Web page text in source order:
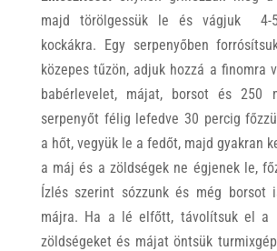
majd törölgessük le és vágjuk 4-
kockákra. Egy serpenyőben
közepes tűzön, adjuk hozzá a finomra
babérlevelet, májat, borsot és 250
serpenyőt félig lefedve 30 percig
a hőt, vegyük le a fedőt, majd gyakran
a máj és a zöldségek ne égjenek le,
Ízlés szerint sózzunk és még borsot
májra. Ha a lé elfőtt, távolítsuk el a
zöldségeket és májat öntsük